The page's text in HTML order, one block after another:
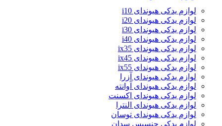
لوازم یدکی هیوندای i10
لوازم یدکی هیوندای i20
لوازم یدکی هیوندای i30
لوازم یدکی هیوندای i40
لوازم یدکی هیوندای ix35
لوازم یدکی هیوندای ix45
لوازم یدکی هیوندای ix55
لوازم یدکی هیوندای آزرا
لوازم یدکی هیوندای آوانته
لوازم یدکی هیوندای اکسنت
لوازم یدکی هیوندای النترا
لوازم یدکی هیوندای توسان
لوازم یدکی جنسیس سدان